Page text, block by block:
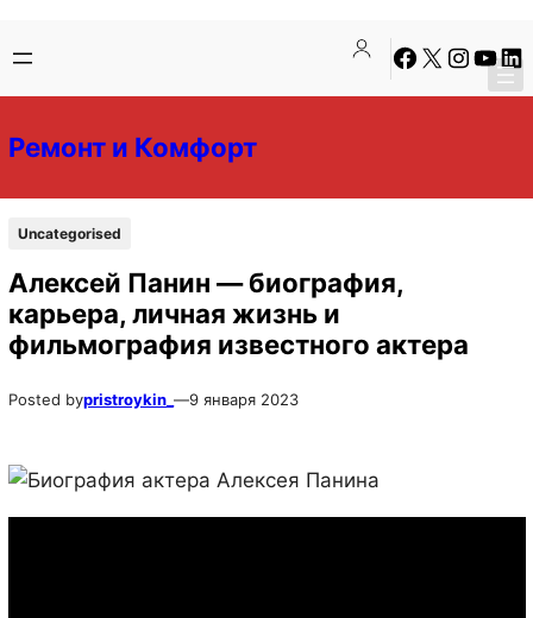
содержимому
содержимому
Facebook
X Instagram
Ремонт и Комфорт
Uncategorised
Алексей Панин — биография,
карьера, личная жизнь и
фильмография известного актера
Posted bypristroykin_ —9 января 2023